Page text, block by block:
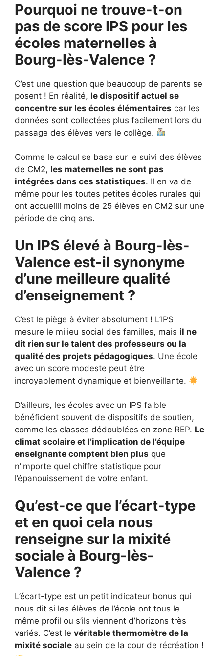
Pourquoi ne trouve-t-on
pas de score IPS pour les
écoles maternelles à
Bourg-lès-Valence ?
C’est une question que beaucoup de parents se
posent ! En réalité, le dispositif actuel se
concentre sur les écoles élémentaires car les
données sont collectées plus facilement lors du
passage des élèves vers le collège.
Comme le calcul se base sur le suivi des élèves
de CM2, les maternelles ne sont pas
intégrées dans ces statistiques. Il en va de
même pour les toutes petites écoles rurales qui
ont accueilli moins de 25 élèves en CM2 sur une
période de cinq ans.
Un IPS élevé à Bourg-lès-
Valence est-il synonyme
d’une meilleure qualité
d’enseignement ?
C’est le piège à éviter absolument ! L’IPS
mesure le milieu social des familles, mais il ne
dit rien sur le talent des professeurs ou la
qualité des projets pédagogiques. Une école
avec un score modeste peut être
incroyablement dynamique et bienveillante.
D’ailleurs, les écoles avec un IPS faible
bénéficient souvent de dispositifs de soutien,
comme les classes dédoublées en zone REP. Le
climat scolaire et l’implication de l’équipe
enseignante comptent bien plus que
n’importe quel chiffre statistique pour
l’épanouissement de votre enfant.
Qu’est-ce que l’écart-type
et en quoi cela nous
renseigne sur la mixité
sociale à Bourg-lès-
Valence ?
L’écart-type est un petit indicateur bonus qui
nous dit si les élèves de l’école ont tous le
même profil ou s’ils viennent d’horizons très
variés. C’est le véritable thermomètre de la
mixité sociale au sein de la cour de récréation !